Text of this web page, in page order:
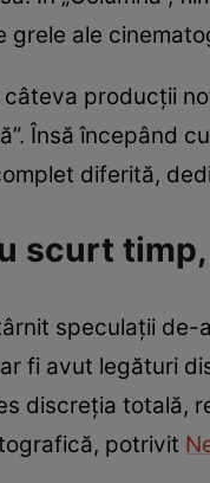
grele ale
câteva producții
Însă începând
diferită,
scurt
speculații
fi avut legături
discreția totală,
potrivit